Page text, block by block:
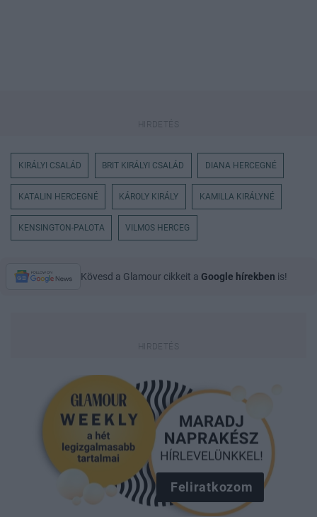
KIRÁLYI CSALÁD BRIT KIRÁLYI CSALÁD DIANA HERCEGNÉ
KATALIN HERCEGNÉ KÁROLY KIRÁLY KAMILLA KIRÁLYNÉ
KENSINGTON-PALOTA VILMOS HERCEG
Kövesd a Glamour cikkeit a Google hírekben is!
Feliratkozom